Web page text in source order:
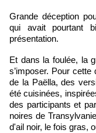
​Grande déception
qui avait pourtant
présentation.
Et dans la foulée, la grande finale débute et là, il faut vraiment
s’imposer. Pour
de la Paëlla, des
été cuisinées,
des participants et
noires de
d'ail noir, le fois gras,